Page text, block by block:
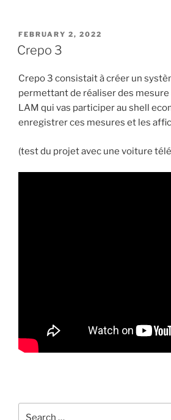
POSTED
ON
FEBRUARY 2, 2022
Crepo 3
Crepo 3 consistait à créer un
permettant de réaliser des mesure
LAM qui vas participer au shell
enregistrer ces mesures et les
(test du projet avec une voiture